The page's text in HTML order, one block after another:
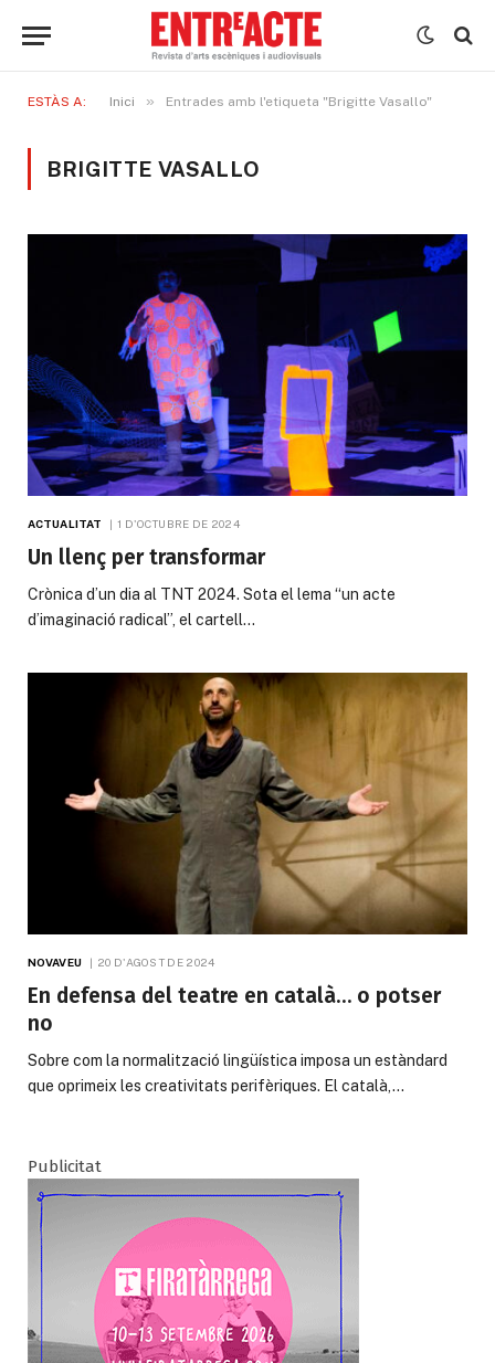
ESTÀS A: Inici » Entrades amb l'etiqueta "Brigitte Vasallo"
BRIGITTE VASALLO
ACTUALITAT 1 D'OCTUBRE DE 2024
Un llenç per transformar
Crònica d’un dia al TNT 2024. Sota el lema “un acte
d’imaginació radical”, el cartell…
NOVAVEU 20 D'AGOST DE 2024
En defensa del teatre en català… o potser
no
Sobre com la normalització lingüís­tica imposa un estàndard
que oprimeix les creativitats perifèriques. El català,…
Publicitat